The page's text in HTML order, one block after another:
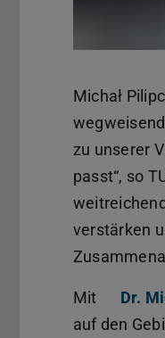
Michał
zu unserer
passt“, so
verstärken
Mit Dr.
auf den